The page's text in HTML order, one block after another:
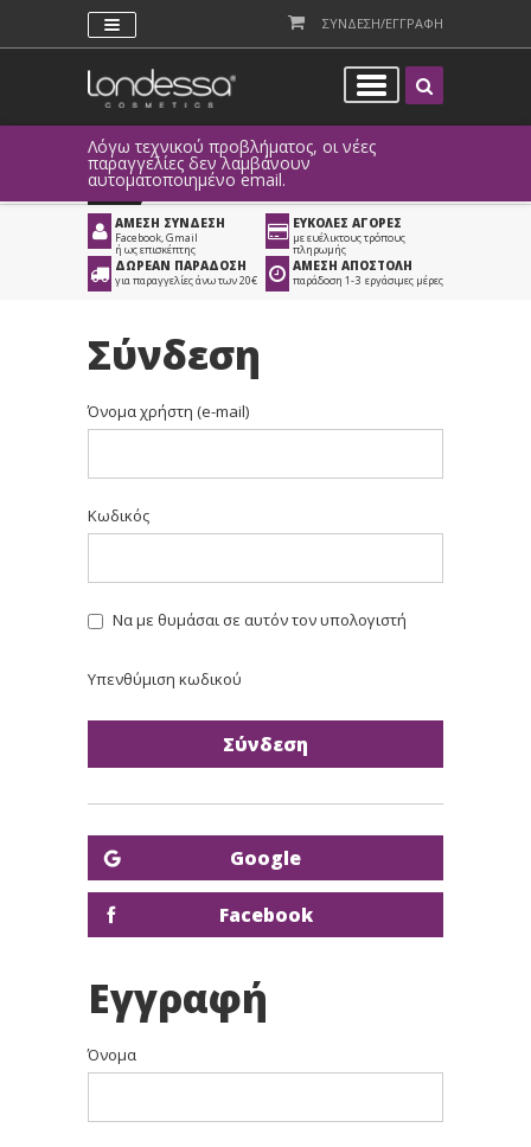
ΣΥΝΔΕΣΗ/ΕΓΓΡΑΦΗ
Λόγω τεχνικού προβλήματος, οι νέες
παραγγελίες δεν λαμβάνουν
αυτοματοποιημένο email.
ΑΜΕΣΗ ΣΥΝΔΕΣΗ
Facebook, Gmail
ή ως επισκέπτης
ΕΥΚΟΛΕΣ ΑΓΟΡΕΣ
με ευέλικτους τρόπους
πληρωμής
ΔΩΡΕΑΝ ΠΑΡΑΔΟΣΗ
για παραγγελίες άνω των 20€
ΑΜΕΣΗ ΑΠΟΣΤΟΛΗ
παράδοση 1-3 εργάσιμες μέρες
Σύνδεση
Όνομα χρήστη (e-mail)
Κωδικός
Να με θυμάσαι σε αυτόν τον υπολογιστή
Υπενθύμιση κωδικού
Google
Facebook
Εγγραφή
Όνομα